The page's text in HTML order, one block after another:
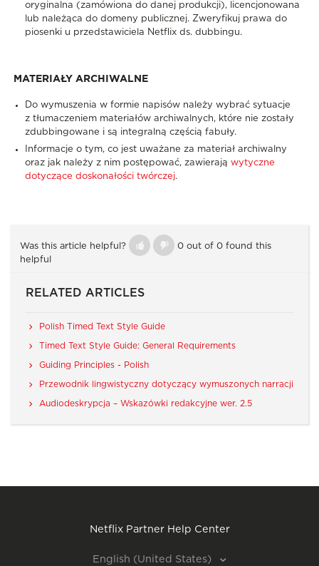
oryginalna (zamówiona do danej produkcji), licencjonowana
lub należąca do domeny publicznej. Zweryfikuj prawa do
piosenki u przedstawiciela Netflix ds. dubbingu.
MATERIAŁY ARCHIWALNE
Do wymuszenia w formie napisów należy wybrać sytuacje
z tłumaczeniem materiałów archiwalnych, które nie zostały
zdubbingowane i są integralną częścią fabuły.
Informacje o tym, co jest uważane za materiał archiwalny
oraz jak należy z nim postępować, zawierają wytyczne
dotyczące doskonałości twórczej.
Was this article helpful?
0 out of 0 found this
helpful
RELATED ARTICLES
Polish Timed Text Style Guide
Timed Text Style Guide: General Requirements
Guiding Principles - Polish
Przewodnik lingwistyczny dotyczący wymuszonych narracji
Audiodeskrypcja – Wskazówki redakcyjne wer. 2.5
Netflix Partner Help Center
English (United States)